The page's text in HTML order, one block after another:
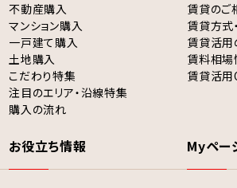
不動産購入
マンション購入
一戸建て購入
土地購入
こだわり特集
注目のエリア・沿線特集
購入の流れ
賃貸のご
賃貸方式
賃貸活用
賃料相場
賃貸活
お役立ち情報 Myペー